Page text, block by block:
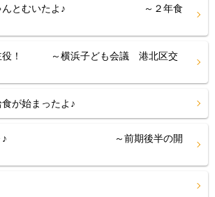
ちゃんとむいたよ♪ ～２年食
役！ ～横浜子ども会議 港北区交
～
が始まったよ♪
た～♪ ～前期後半の開